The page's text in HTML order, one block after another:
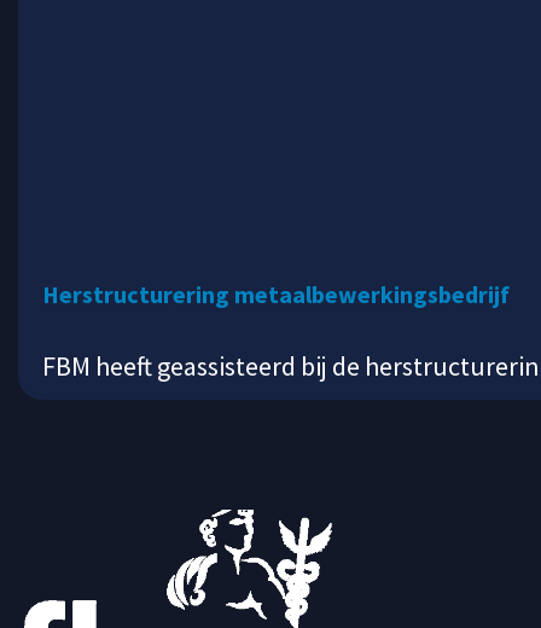
Herstructurering metaalbewerkingsbedrijf
FBM heeft geassisteerd bij de